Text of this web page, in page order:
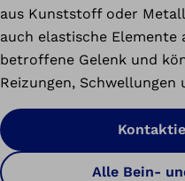
aus Kunststoff oder
auch elastische Elemente
betroffene Gelenk und
Reizungen, Schwellungen
Alle Bein-